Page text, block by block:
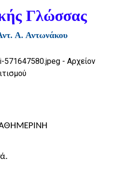
Γλώσσας
Α. Αντωνάκου